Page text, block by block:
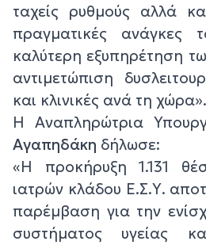
ταχείς ρυθμούς αλλά
πραγματικές ανάγκες
καλύτερη εξυπηρέτηση
αντιμετώπιση
και κλινικές ανά τη χώρα».
Η Αναπληρώτρια
Αγαπηδάκη δήλωσε:
«Η προκήρυξη 1.131
ιατρών κλάδου Ε.Σ.Υ.
παρέμβαση για την
συστήματος υγείας